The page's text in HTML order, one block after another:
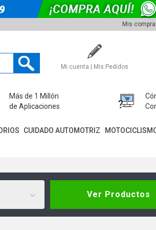
Mis
Mi cuenta | Mis Pedidos
Más de 1 Millón
de Aplicaciones
CUIDADO AUTOMOTRIZ
Ver Productos